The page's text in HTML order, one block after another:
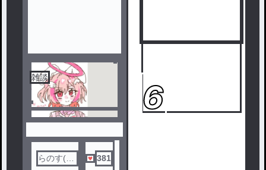
5 6
雑談
らのす(み
381